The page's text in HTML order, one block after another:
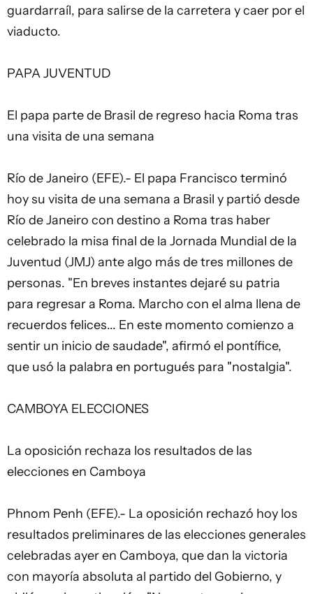
guardarraíl, para salirse de la carretera y caer por el
viaducto.
PAPA JUVENTUD
El papa parte de Brasil de regreso hacia Roma tras
una visita de una semana
Río de Janeiro (EFE).- El papa Francisco terminó
hoy su visita de una semana a Brasil y partió desde
Río de Janeiro con destino a Roma tras haber
celebrado la misa final de la Jornada Mundial de la
Juventud (JMJ) ante algo más de tres millones de
personas. "En breves instantes dejaré su patria
para regresar a Roma. Marcho con el alma llena de
recuerdos felices... En este momento comienzo a
sentir un inicio de saudade", afirmó el pontífice,
que usó la palabra en portugués para "nostalgia".
CAMBOYA ELECCIONES
La oposición rechaza los resultados de las
elecciones en Camboya
Phnom Penh (EFE).- La oposición rechazó hoy los
resultados preliminares de las elecciones generales
celebradas ayer en Camboya, que dan la victoria
con mayoría absoluta al partido del Gobierno, y